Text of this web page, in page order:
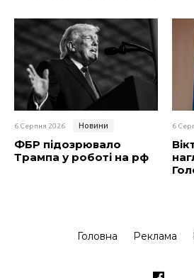
6 Серпня 2026 Новини
ФБР підозрювало
Трампа у роботі на рф
6
Головна Реклама